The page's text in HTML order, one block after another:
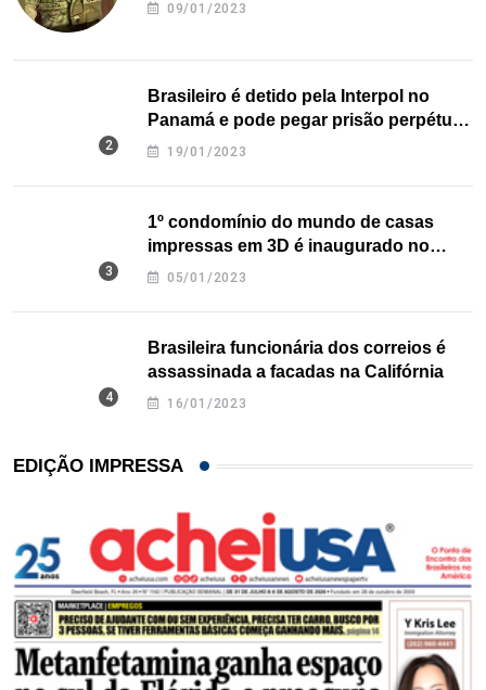
09/01/2023
Brasileiro é detido pela Interpol no
Panamá e pode pegar prisão perpétua
nos EUA
19/01/2023
1º condomínio do mundo de casas
impressas em 3D é inaugurado no
Texas
05/01/2023
Brasileira funcionária dos correios é
assassinada a facadas na Califórnia
16/01/2023
EDIÇÃO IMPRESSA